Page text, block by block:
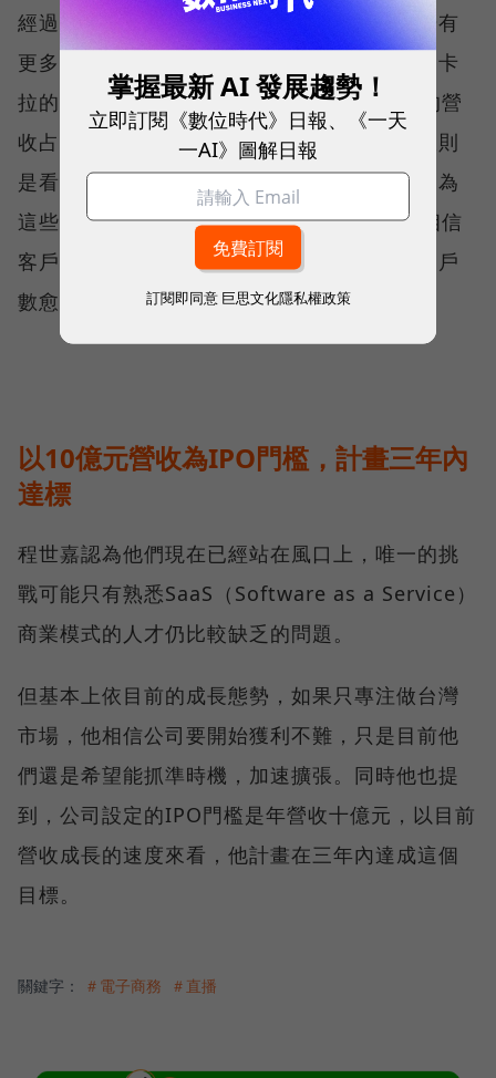
經過去年下半年的觀察期，到今年上半年開始有
更多實際成果出爐，直播電商已經明確成為愛卡
拉的營收成長風口，程世嘉預估今年StraaS的營
收占比就會超過整體營收的50%，而全年營收則
是看好可以比去年成長三倍。更重要的是，因為
這些客戶的直播數據都存在StraaS，因此他相信
客戶一旦使用了，就不會輕易離開，而隨著客戶
數愈來愈多，營收也將持續疊加上去。
以10億元營收為IPO門檻，計畫三年內
達標
程世嘉認為他們現在已經站在風口上，唯一的挑
戰可能只有熟悉SaaS（Software as a Service）
商業模式的人才仍比較缺乏的問題。
但基本上依目前的成長態勢，如果只專注做台灣
市場，他相信公司要開始獲利不難，只是目前他
們還是希望能抓準時機，加速擴張。同時他也提
到，公司設定的IPO門檻是年營收十億元，以目前
營收成長的速度來看，他計畫在三年內達成這個
目標。
關鍵字： ＃電子商務 ＃直播
掌握最新 AI 發展趨勢！
立即訂閱《數位時代》日報、《一天
一AI》圖解日報
訂閱即同意 巨思文化隱私權政策